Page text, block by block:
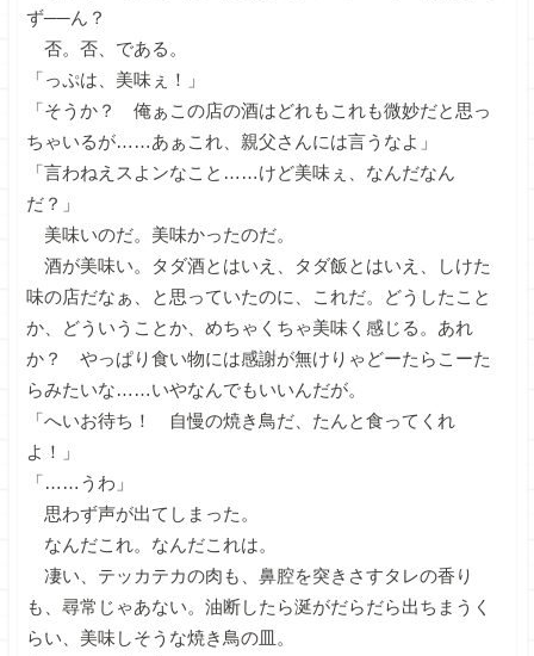
ず──ん？
否。否、である。
「っぷは、美味ぇ！」
「そうか？ 俺ぁこの店の酒はどれもこれも微妙だと思っ
ちゃいるが……あぁこれ、親父さんには言うなよ」
「言わねえスよンなこと……けど美味ぇ、なんだなん
だ？」
美味いのだ。美味かったのだ。
酒が美味い。タダ酒とはいえ、タダ飯とはいえ、しけた
味の店だなぁ、と思っていたのに、これだ。どうしたこと
か、どういうことか、めちゃくちゃ美味く感じる。あれ
か？ やっぱり食い物には感謝が無けりゃどーたらこーた
らみたいな……いやなんでもいいんだが。
「へいお待ち！ 自慢の焼き鳥だ、たんと食ってくれ
よ！」
「……うわ」
思わず声が出てしまった。
なんだこれ。なんだこれは。
凄い、テッカテカの肉も、鼻腔を突きさすタレの香り
も、尋常じゃあない。油断したら涎がだらだら出ちまうく
らい、美味しそうな焼き鳥の皿。